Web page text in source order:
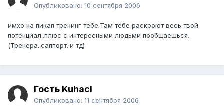
Опубликовано: 10 сентября 2006
имхо на пикап тренинг тебе.Там тебе раскроют весь твой
потенциал..плюс с интересными людьми пообщаешься.
(Тренера..саппорт..и тд)
Гость Kuhacl
Опубликовано: 11 сентября 2006